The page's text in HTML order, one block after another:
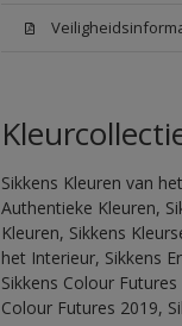
Sikkens Kleuren van
Authentieke Kleuren,
Kleuren, Sikkens
het Interieur, Sikkens
Sikkens Colour
Colour Futures 2019,